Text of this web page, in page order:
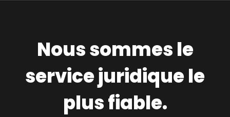
Nous sommes le
service juridique le
plus fiable.